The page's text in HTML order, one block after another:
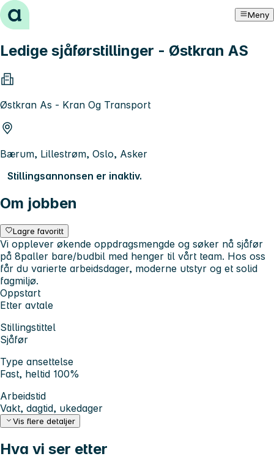
Hopp til innhold Meny
Ledige sjåførstillinger - Østkran AS
Østkran As - Kran Og Transport
Bærum, Lillestrøm, Oslo, Asker
Stillingsannonsen er inaktiv.
Om jobben
Lagre favoritt
Vi opplever økende oppdragsmengde og søker nå sjåfør
på 8paller bare/budbil med henger til vårt team. Hos oss
får du varierte arbeidsdager, moderne utstyr og et solid
fagmiljø.
Oppstart
Etter avtale
Stillingstittel
Sjåfør
Type ansettelse
Fast, heltid 100%
Arbeidstid
Vakt, dagtid, ukedager
Vis flere detaljer
Hva vi ser etter